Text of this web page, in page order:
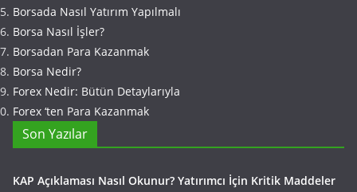
Borsada Nasıl Yatırım Yapılmalı
Borsa Nasıl İşler?
Borsadan Para Kazanmak
Borsa Nedir?
Forex Nedir: Bütün Detaylarıyla
Forex ‘ten Para Kazanmak
Son Yazılar
KAP Açıklaması Nasıl Okunur? Yatırımcı İçin Kritik Maddeler